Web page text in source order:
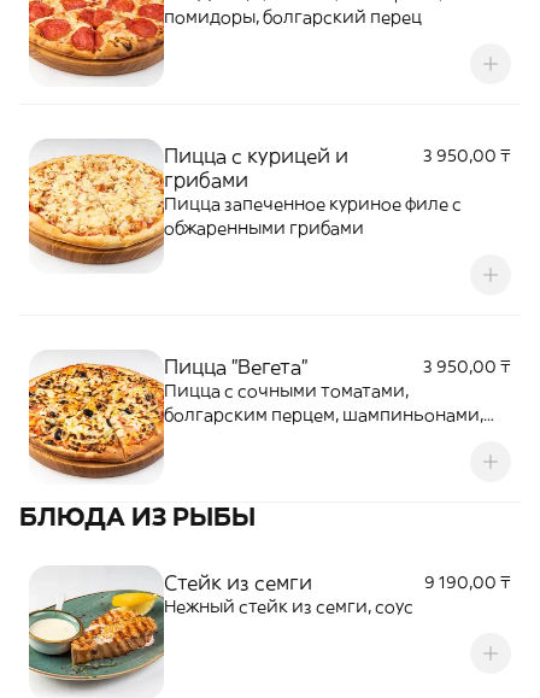
помидоры, болгарский перец
Пицца с курицей и
грибами
3 950,00 ₸
Пицца запеченное куриное филе с
обжаренными грибами
Пицца "Вегета"
3 950,00 ₸
Пицца с сочными томатами,
болгарским перцем, шампиньонами,
БЛЮДА ИЗ РЫБЫ
Стейк из семги
9 190,00 ₸
Нежный стейк из семги, соус